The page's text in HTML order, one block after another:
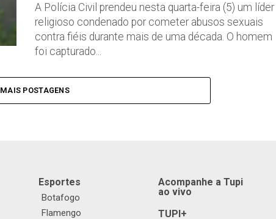
A Polícia Civil prendeu nesta quarta-feira (5) um líder
religioso condenado por cometer abusos sexuais
contra fiéis durante mais de uma década. O homem
foi capturado...
MAIS POSTAGENS
Esportes
Botafogo
Flamengo
Acompanhe a Tupi
ao vivo
TUPI+